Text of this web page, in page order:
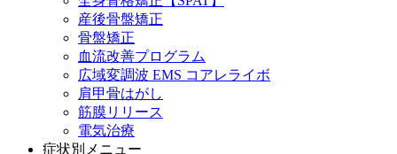
産後骨盤矯正
骨盤矯正
血流改善プログラム
広域変調波 EMS コアレライボ
肩甲骨はがし
筋膜リリース
電気治療
症状別メニュー